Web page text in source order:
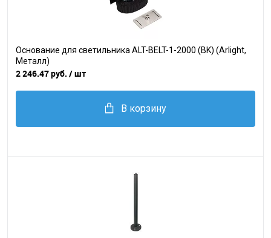
Основание для светильника ALT-BELT-1-2000 (BK) (Arlight,
Металл)
2 246.47 руб. / шт
В корзину